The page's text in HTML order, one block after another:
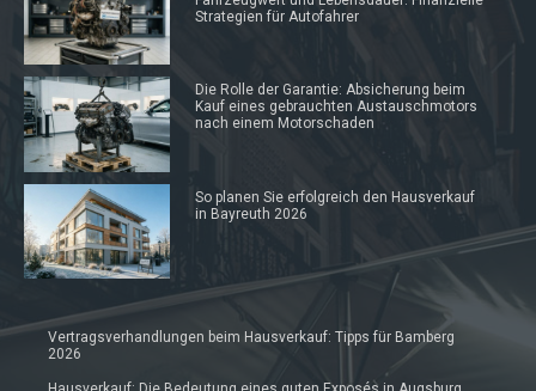
Strategien für Autofahrer
Die Rolle der Garantie: Absicherung beim
Kauf eines gebrauchten Austauschmotors
nach einem Motorschaden
So planen Sie erfolgreich den Hausverkauf
in Bayreuth 2026
Vertragsverhandlungen beim Hausverkauf: Tipps für Bamberg
2026